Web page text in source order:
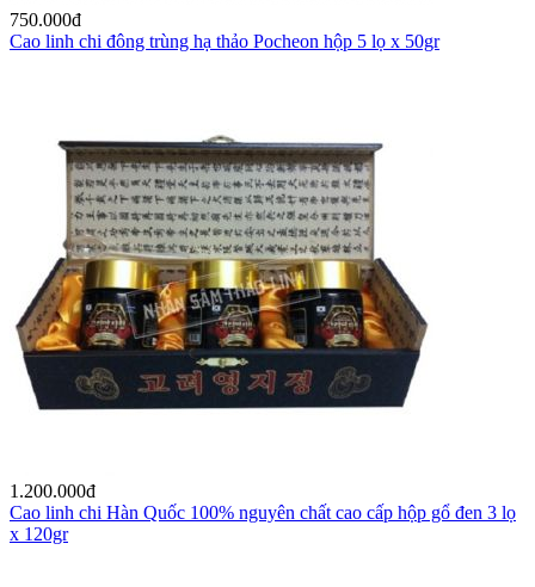
750.000đ
Cao linh chi đông trùng hạ thảo Pocheon hộp 5 lọ x 50gr
1.200.000đ
Cao linh chi Hàn Quốc 100% nguyên chất cao cấp hộp gổ đen 3 lọ
x 120gr